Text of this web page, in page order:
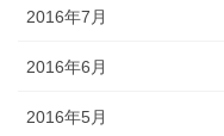
2016年7月
2016年6月
2016年5月